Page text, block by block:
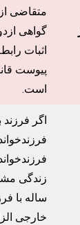
متقاضی
گواهی
اثبات
پیوست
است.
اگر
زندگی
ساله با
خارجی